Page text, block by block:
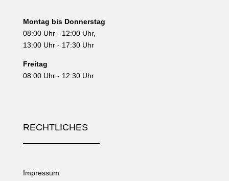
Montag bis Donnerstag
08:00 Uhr - 12:00 Uhr,
13:00 Uhr - 17:30 Uhr
Freitag
08:00 Uhr - 12:30 Uhr
RECHTLICHES
Impressum